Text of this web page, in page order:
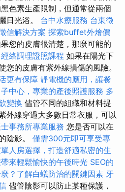
色素生產限制，但通常從兩個
日光浴。 台中水療服務 台東徵
信解決方案 探索buffet外燴價
您的皮膚很清楚，那麼可能的
經絡調理證照課程 如果在陽光下
您的皮膚有紫外線損傷的風險。
更有保障 靜電機的應用，讓餐
中心，專業的產後照護服務 多
變換 儘管不同的組織和材料提
外線穿過大多數日常衣服，可以
事務所專業服務 您是否可以在
陰影。 僅需300元即可享受專
人房選擇，打造舒適私密的生
來輕鬆愉快的午後時光 SEO的
？了解白蟻防治的關鍵因素 牙
儘管陰影可以防止某種保護，